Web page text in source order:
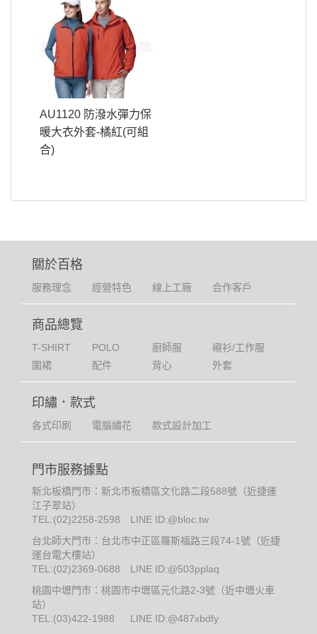
AU1120 防潑水彈力保
暖大衣外套-橘紅(可組
合)
關於百格
服務理念 經營特色 線上工廠 合作客戶
商品總覽
T-SHIRT POLO 廚師服
襯衫/工作服
圍裙
配件 背心 外套
印繡．款式
各式印刷 電腦繡花 款式設計加工
門市服務據點
新北板橋門市：新北市板橋區文化路二段588號（近捷運
江子翠站）
TEL:(02)2258-2598
LINE ID:@bloc.tw
台北師大門市：台北市中正區羅斯福路三段74-1號（近捷
運台電大樓站）
TEL:(02)2369-0688
LINE ID:@503pplaq
桃園中壢門市：桃園市中壢區元化路2-3號（近中壢火車
站）
TEL:(03)422-1988 LINE ID:@487xbdfy